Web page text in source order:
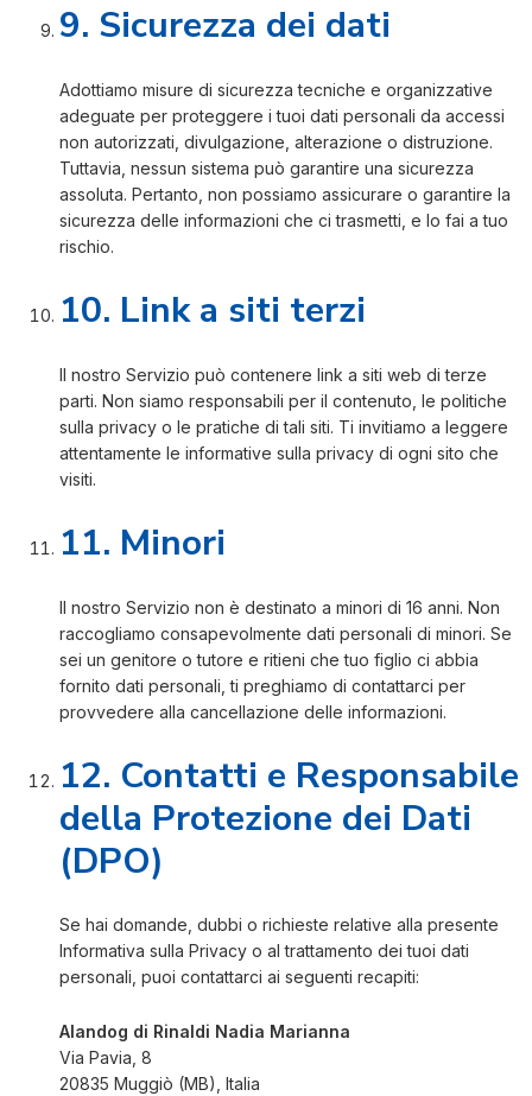
9. Sicurezza dei dati
Adottiamo misure di sicurezza tecniche e organizzative
adeguate per proteggere i tuoi dati personali da accessi
non autorizzati, divulgazione, alterazione o distruzione.
Tuttavia, nessun sistema può garantire una sicurezza
assoluta. Pertanto, non possiamo assicurare o garantire la
sicurezza delle informazioni che ci trasmetti, e lo fai a tuo
rischio.
10. Link a siti terzi
Il nostro Servizio può contenere link a siti web di terze
parti. Non siamo responsabili per il contenuto, le politiche
sulla privacy o le pratiche di tali siti. Ti invitiamo a leggere
attentamente le informative sulla privacy di ogni sito che
visiti.
11. Minori
Il nostro Servizio non è destinato a minori di 16 anni. Non
raccogliamo consapevolmente dati personali di minori. Se
sei un genitore o tutore e ritieni che tuo figlio ci abbia
fornito dati personali, ti preghiamo di contattarci per
provvedere alla cancellazione delle informazioni.
12. Contatti e Responsabile
della Protezione dei Dati
(DPO)
Se hai domande, dubbi o richieste relative alla presente
Informativa sulla Privacy o al trattamento dei tuoi dati
personali, puoi contattarci ai seguenti recapiti:
Alandog di Rinaldi Nadia Marianna
Via Pavia, 8
20835 Muggiò (MB), Italia